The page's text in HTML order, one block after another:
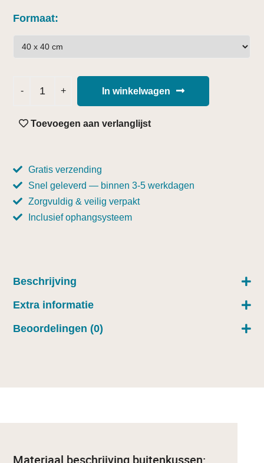
Formaat
In winkelwagen
Toevoegen aan verlanglijst
Gratis verzending
Snel geleverd — binnen 3-5 werkdagen
Zorgvuldig & veilig verpakt
Inclusief ophangsysteem
Beschrijving
Extra informatie
Beoordelingen (0)
Materiaal beschrijving buitenkussen: